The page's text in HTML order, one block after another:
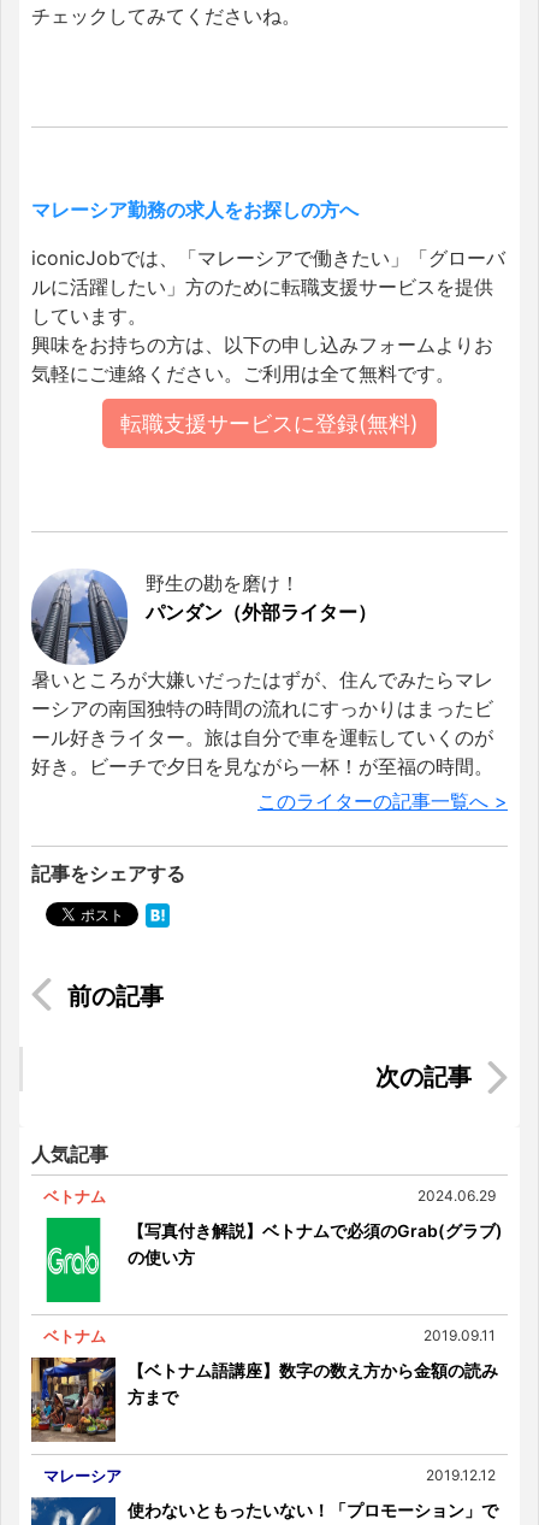
チェックしてみてくださいね。
マレーシア勤務の求人をお探しの方へ
iconicJobでは、「マレーシアで働きたい」「グローバ
ルに活躍したい」方のために転職支援サービスを提供
しています。
興味をお持ちの方は、以下の申し込みフォームよりお
気軽にご連絡ください。ご利用は全て無料です。
転職支援サービスに登録(無料)
野生の勘を磨け！
パンダン（外部ライター）
暑いところが大嫌いだったはずが、住んでみたらマレ
ーシアの南国独特の時間の流れにすっかりはまったビ
ール好きライター。旅は自分で車を運転していくのが
好き。ビーチで夕日を見ながら一杯！が至福の時間。
このライターの記事一覧へ >
記事をシェアする
絶対食べてほしい！よだれが出ちゃうフィリピン
ホーチミンに恋して～1日観光編～【最終話】
人気記事
ベトナム 2024.06.29
【写真付き解説】ベトナムで必須のGrab(グラブ)
の使い方
ベトナム 2019.09.11
【ベトナム語講座】数字の数え方から金額の読み
方まで
マレーシア 2019.12.12
使わないともったいない！「プロモーション」で